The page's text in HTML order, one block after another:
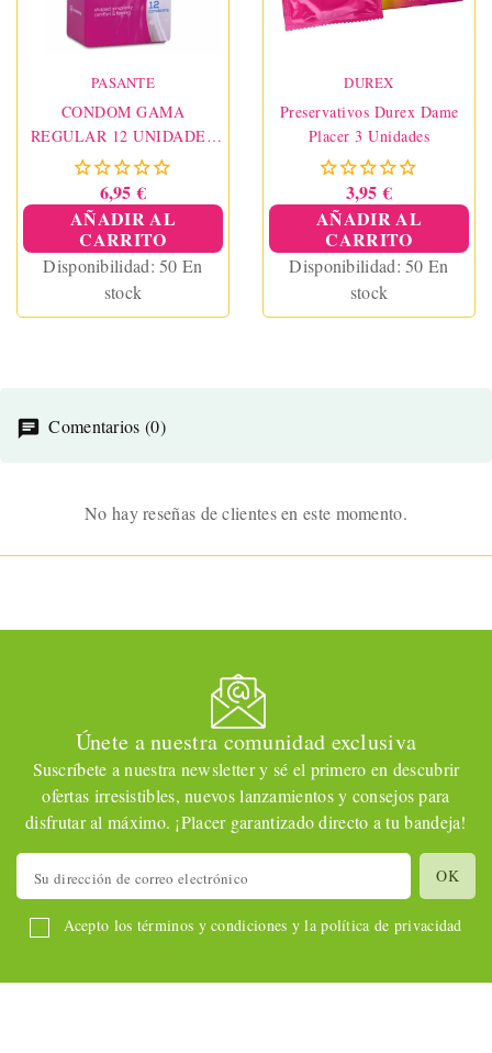
PASANTE
CONDOM GAMA
REGULAR 12 UNIDADES
PASANTE
6,95 €
AÑADIR AL
CARRITO
Disponibilidad:50 En
stock
DUREX
Preservativos Durex Dame
Placer 3 Unidades
3,95 €
AÑADIR AL
CARRITO
Disponibilidad:50 En
stock
Comentarios (0)
No hay reseñas de clientes en este momento.
Únete a nuestra comunidad exclusiva
Suscríbete a nuestra newsletter y sé el primero en descubrir
ofertas irresistibles, nuevos lanzamientos y consejos para
disfrutar al máximo. ¡Placer garantizado directo a tu bandeja!
Acepto los términos y condiciones y la política de privacidad